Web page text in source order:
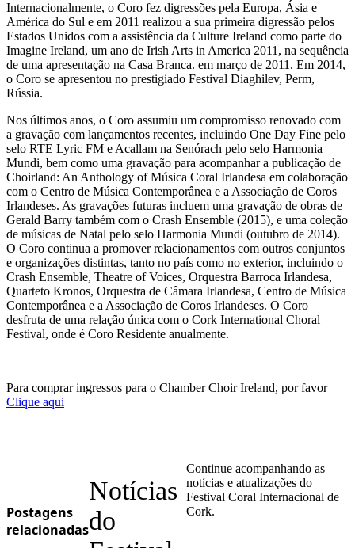
Internacionalmente, o Coro fez digressões pela Europa, Ásia e
América do Sul e em 2011 realizou a sua primeira digressão pelos
Estados Unidos com a assistência da Culture Ireland como parte do
Imagine Ireland, um ano de Irish Arts in America 2011, na sequência
de uma apresentação na Casa Branca. em março de 2011. Em 2014,
o Coro se apresentou no prestigiado Festival Diaghilev, Perm,
Rússia.
Nos últimos anos, o Coro assumiu um compromisso renovado com
a gravação com lançamentos recentes, incluindo One Day Fine pelo
selo RTE Lyric FM e Acallam na Senórach pelo selo Harmonia
Mundi, bem como uma gravação para acompanhar a publicação de
Choirland: An Anthology of Música Coral Irlandesa em colaboração
com o Centro de Música Contemporânea e a Associação de Coros
Irlandeses. As gravações futuras incluem uma gravação de obras de
Gerald Barry também com o Crash Ensemble (2015), e uma coleção
de músicas de Natal pelo selo Harmonia Mundi (outubro de 2014).
O Coro continua a promover relacionamentos com outros conjuntos
e organizações distintas, tanto no país como no exterior, incluindo o
Crash Ensemble, Theatre of Voices, Orquestra Barroca Irlandesa,
Quarteto Kronos, Orquestra de Câmara Irlandesa, Centro de Música
Contemporânea e a Associação de Coros Irlandeses. O Coro
desfruta de uma relação única com o Cork International Choral
Festival, onde é Coro Residente anualmente.
Para comprar ingressos para o Chamber Choir Ireland, por favor
Clique aqui
Postagens
relacionadas
Notícias
do
Continue acompanhando as
notícias e atualizações do
Festival Coral Internacional de
Cork.